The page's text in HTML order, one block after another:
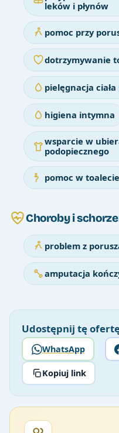
leków i płynów
pomoc przy
dotrzymywanie
pielęgnacja
higiena intymna
wsparcie w
podopiecznego
pomoc w toalecie
Choroby i
problem z
amputacja
Udostępnij tę
WhatsApp
Kopiuj link